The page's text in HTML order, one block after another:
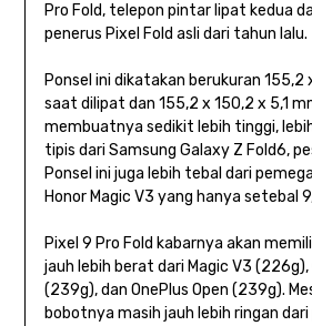
Pro Fold, telepon pintar lipat kedua
penerus Pixel Fold asli dari tahun lalu.
Ponsel ini dikatakan berukuran 155,2
saat dilipat dan 155,2 x 150,2 x 5,1
membuatnya sedikit lebih tinggi,
tipis dari Samsung Galaxy Z Fold6,
Ponsel ini juga lebih tebal dari
Honor Magic V3 yang hanya setebal
Pixel 9 Pro Fold kabarnya akan
jauh lebih berat dari Magic V3 (226g),
(239g), dan OnePlus Open (239g).
bobotnya masih jauh lebih ringan